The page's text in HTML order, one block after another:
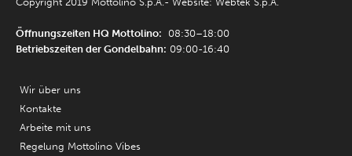
Öffnungszeiten HQ Mottolino: 08:30–18:00
Betriebszeiten der Gondelbahn: 09:00-16:40
Wir über uns
Kontakte
Arbeite mit uns
Regelung Mottolino Vibes